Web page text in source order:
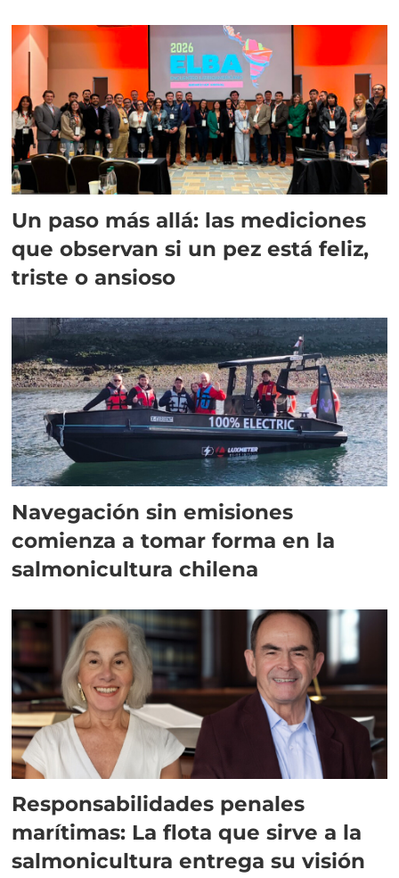
Un paso más allá: las mediciones
que observan si un pez está feliz,
triste o ansioso
Navegación sin emisiones
comienza a tomar forma en la
salmonicultura chilena
Responsabilidades penales
marítimas: La flota que sirve a la
salmonicultura entrega su visión